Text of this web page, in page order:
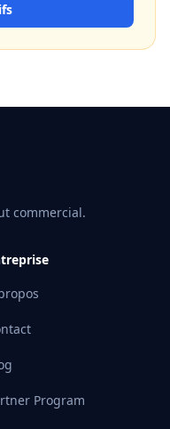
commercial.
Program